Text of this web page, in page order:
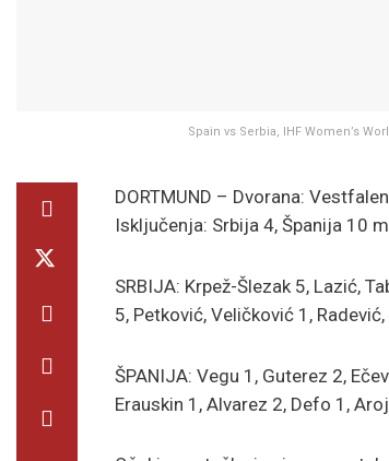
Spain vs Serbia, IHF Women’s
DORTMUND – Dvorana:
Isključenja: Srbija 4, Španija 10
SRBIJA: Krpež-Šlezak 5, Lazić,
5, Petković, Veličković 1,
ŠPANIJA: Vegu 1, Guterez 2,
Erauskin 1, Alvarez 2, Defo 1,